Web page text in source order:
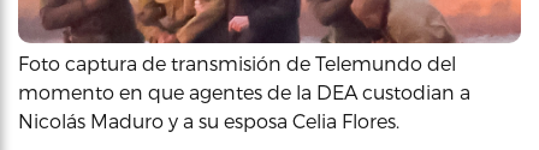
Foto captura de transmisión de Telemundo del
momento en que agentes de la DEA custodian a
Nicolás Maduro y a su esposa Celia Flores.